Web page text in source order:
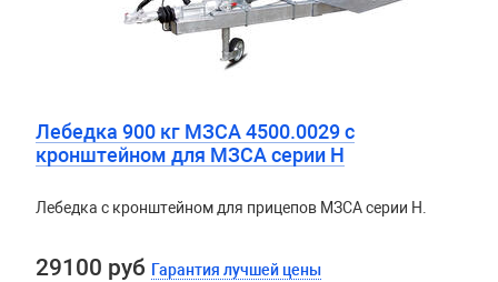
Лебедка 900 кг МЗСА 4500.0029 с
кронштейном для МЗСА серии H
Лебедка с кронштейном для прицепов МЗСА серии H.
29100 руб Гарантия лучшей цены